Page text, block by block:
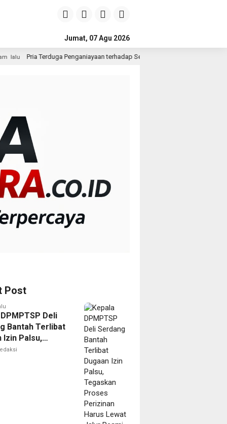
Jumat, 07 Agu 2026
terhadap Seorang Wanita di Medan Ditangkap Polisi
Post
Deli
Bantah Terlibat
Izin Palsu,
Proses